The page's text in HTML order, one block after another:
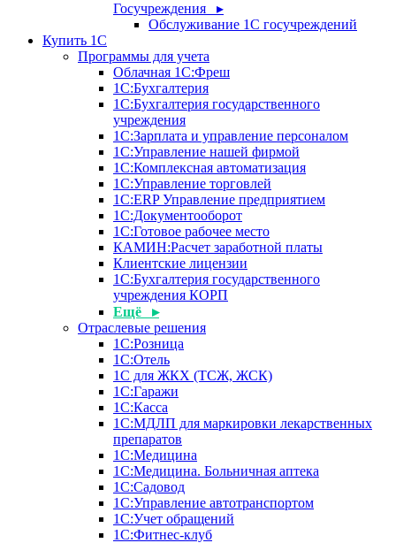
Госучреждения ▸
Обслуживание 1С госучреждений
Купить 1С
Программы для учета
Облачная 1С:Фреш
1С:Бухгалтерия
1С:Бухгалтерия государственного
учреждения
1С:Зарплата и управление персоналом
1С:Управление нашей фирмой
1С:Комплексная автоматизация
1С:Управление торговлей
1С:ERP Управление предприятием
1С:Документооборот
1C:Готовое рабочее место
КАМИН:Расчет заработной платы
Клиентские лицензии
1С:Бухгалтерия государственного
учреждения КОРП
Ещё ▸
Отраслевые решения
1С:Розница
1С:Отель
1С для ЖКХ (ТСЖ, ЖСК)
1С:Гаражи
1С:Касса
1С:МДЛП для маркировки лекарственных
препаратов
1С:Медицина
1С:Медицина. Больничная аптека
1С:Садовод
1С:Управление автотранспортом
1С:Учет обращений
1С:Фитнес-клуб